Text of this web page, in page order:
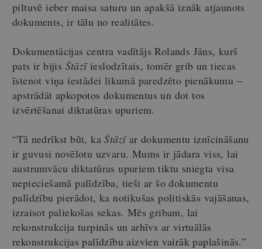
piltuvē ieber maisa saturu un apakšā iznāk atjaunots
dokuments, ir tālu no realitātes.
Dokumentācijas centra vadītājs Rolands Jāns, kurš
pats ir bijis Štāzīieslodzītais, tomēr grib un tiecas
īstenot viņa iestādei likumā paredzēto pienākumu –
apstrādāt apkopotos dokumentus un dot tos
izvērtēšanai diktatūras upuriem.
“Tā nedrīkst būt, kaŠtāzīar dokumentu iznīcināšanu
ir guvusi novēlotu uzvaru. Mums ir jādara viss, lai
austrumvācu diktatūras upuriem tiktu sniegta visa
nepieciešamā palīdzība, tieši ar šo dokumentu
palīdzību pierādot, ka notikušas politiskās vajāšanas,
izraisot paliekošas sekas. Mēs gribam, lai
rekonstrukcija turpinās un arhīvs ar virtuālās
rekonstrukcijas palīdzību aizvien vairāk paplašinās.”